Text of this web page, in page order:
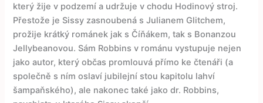
který žije v podzemí a udržuje v chodu Hodinový stroj.
Přestože je Sissy zasnoubená s Julianem Glitchem,
prožije krátký románek jak s Číňákem, tak s Bonanzou
Jellybeanovou. Sám Robbins v románu vystupuje nejen
jako autor, který občas promlouvá přímo ke čtenáři (a
společně s ním oslaví jubilejní stou kapitolu lahví
šampaňského), ale nakonec také jako dr. Robbins,